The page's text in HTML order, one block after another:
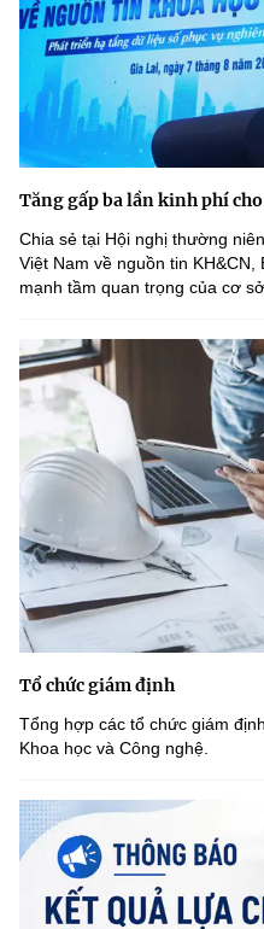
Tăng gấp ba lần kinh phí
Chia sẻ tại Hội nghị thường
Việt Nam về nguồn tin
mạnh tầm quan trọng của cơ
Tổ chức giám định
Tổng hợp các tổ chức giám
Khoa học và Công nghệ.